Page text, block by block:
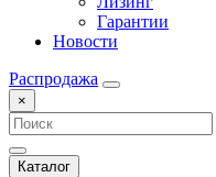
Гарантии
Новости
Распродажа
×
Каталог